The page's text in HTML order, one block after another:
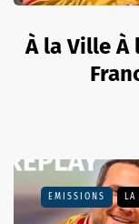
À la Ville À
EMISSIONS LA